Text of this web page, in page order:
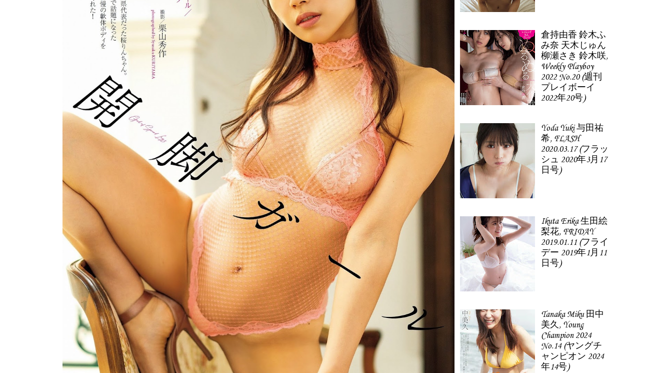
倉持由香 鈴木ふ
み奈 天木じゅん
柳瀬さき 鈴木咲,
Weekly Playboy
2022 No.20 (週刊
プレイボーイ
2022年20号)
Yoda Yuki 与田祐
希, FLASH
2020.03.17 (フラッ
シュ 2020年3月17
日号)
Ikuta Erika 生田絵
梨花, FRIDAY
2019.01.11 (フライ
デー 2019年1月11
日号)
Tanaka Miku 田中
美久, Young
Champion 2024
No.14 (ヤングチ
ャンピオン 2024
年14号)